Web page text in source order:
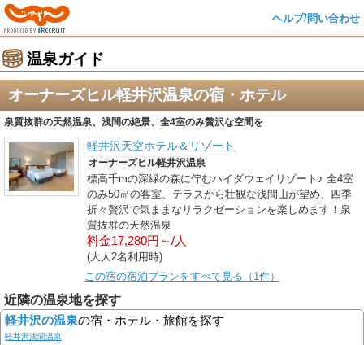
ヘルプ/問い合わせ
温泉ガイド
オーナーズヒル軽井沢温泉の宿・ホテル
泉質抜群の天然温泉、浅間の絶景、全4室のみ贅沢な空間を
軽井沢天空ホテル＆リゾート
オーナーズヒル軽井沢温泉
標高千mの深緑の森に佇むハイダウェイリゾート♪ 全4室
のみ50㎡の客室、テラスから壮観な浅間山が望め、四季
折々贅沢で気ままなリラクゼーションを楽しめます！泉
質抜群の天然温泉
料金17,280円～/人
(大人2名利用時)
この宿の宿泊プランをすべて見る（1件）
近隣の温泉地を探す
軽井沢の温泉の宿・ホテル・旅館を探す
軽井沢浅間温泉